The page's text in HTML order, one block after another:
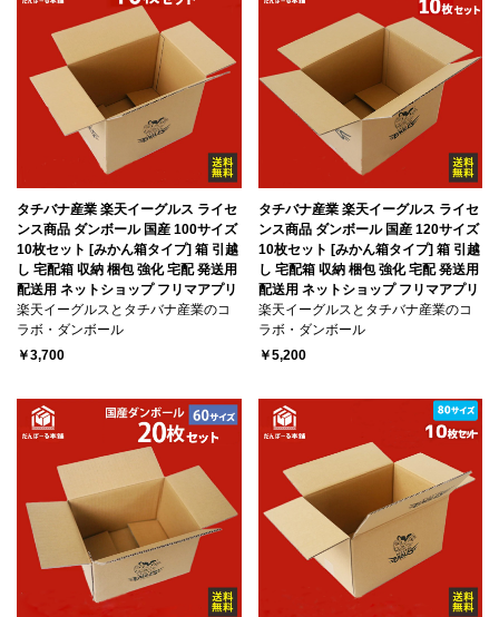
タチバナ産業 楽天イーグルス ライセ
ンス商品 ダンボール 国産 100サイズ
10枚セット [みかん箱タイプ] 箱 引越
し 宅配箱 収納 梱包 強化 宅配 発送用
配送用 ネットショップ フリマアプリ
楽天イーグルスとタチバナ産業のコ
ラボ・ダンボール
￥3,700
タチバナ産業 楽天イーグルス ライセ
ンス商品 ダンボール 国産 120サイズ
10枚セット [みかん箱タイプ] 箱 引越
し 宅配箱 収納 梱包 強化 宅配 発送用
配送用 ネットショップ フリマアプリ
楽天イーグルスとタチバナ産業のコ
ラボ・ダンボール
￥5,200